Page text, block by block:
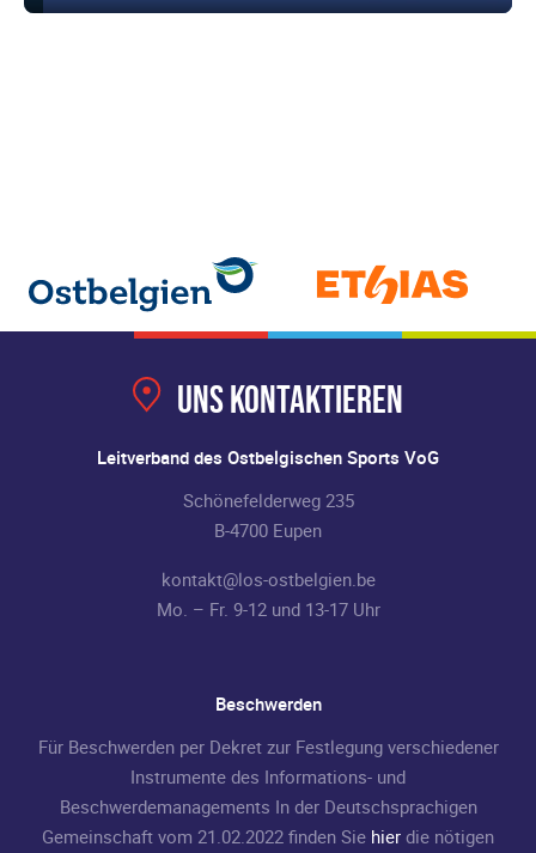
Uns kontaktieren
Leitverband des Ostbelgischen Sports VoG
Schönefelderweg 235
B-4700 Eupen
kontakt@los-ostbelgien.be
Mo. – Fr. 9-12 und 13-17 Uhr
Beschwerden
Für Beschwerden per Dekret zur Festlegung verschiedener
Instrumente des Informations- und
Beschwerdemanagements In der Deutschsprachigen
Gemeinschaft vom 21.02.2022 finden Sie hier die nötigen